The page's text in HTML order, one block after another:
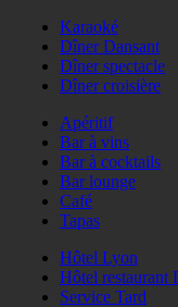
Karaoké
Dîner Dansant
Dîner spectacle
Dîner croisière
Apéritif
Bar à vins
Bar à cocktails
Bar lounge
Café
Tapas
Hôtel Lyon
Hôtel restaurant
Service Tard